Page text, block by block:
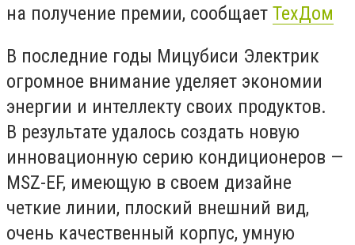
на получение премии, сообщает ТехДом
В последние годы Мицубиси Электрик
огромное внимание уделяет экономии
энергии и интеллекту своих продуктов.
В результате удалось создать новую
инновационную серию кондиционеров —
MSZ-EF, имеющую в своем дизайне
четкие линии, плоский внешний вид,
очень качественный корпус, умную